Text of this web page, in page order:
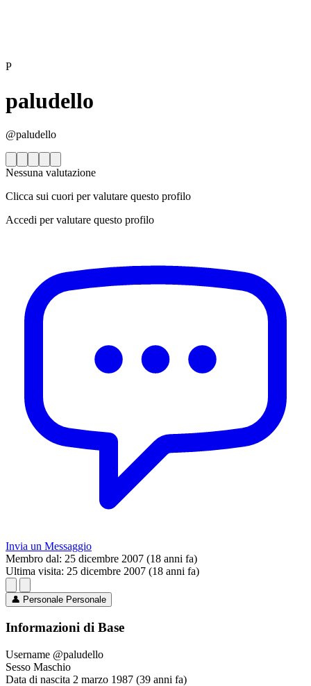
P
paludello
@paludello
Nessuna valutazione
Clicca sui cuori per valutare questo profilo
Accedi per valutare questo profilo
Invia un Messaggio
Membro dal: 25 dicembre 2007 (18 anni fa)
Ultima visita: 25 dicembre 2007 (18 anni fa)
👤 Personale Personale
Informazioni di Base
Username @paludello
Sesso Maschio
Data di nascita 2 marzo 1987 (39 anni fa)